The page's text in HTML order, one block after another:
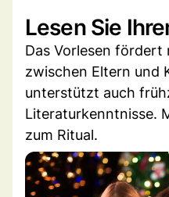
Lesen Sie
Das Vorlesen fördert
zwischen Eltern und
unterstützt auch
Literaturkenntnisse.
zum Ritual.